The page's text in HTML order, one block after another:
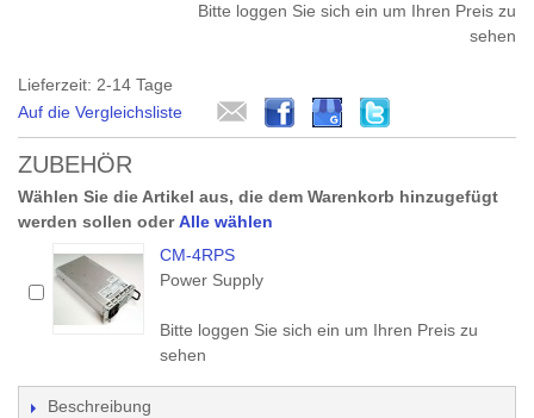
Bitte loggen Sie sich ein um Ihren Preis zu
sehen
Lieferzeit: 2-14 Tage
Auf die Vergleichsliste
ZUBEHÖR
Wählen Sie die Artikel aus, die dem Warenkorb hinzugefügt
werden sollen oderAlle wählen
CM-4RPS
Power Supply
Bitte loggen Sie sich ein um Ihren Preis zu
sehen
Beschreibung